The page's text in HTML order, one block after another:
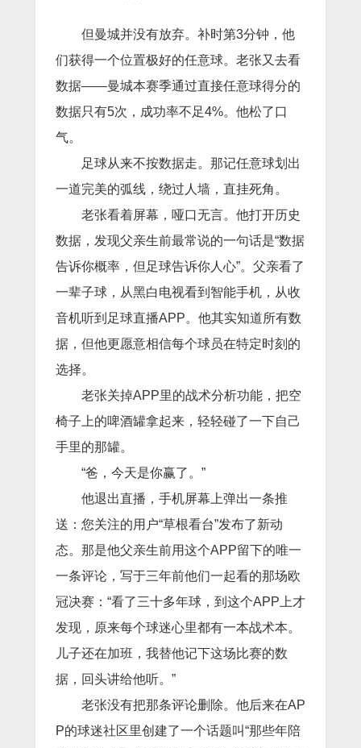
但曼城并没有放弃。补时第3分钟，他
们获得一个位置极好的任意球。老张又去看
数据——曼城本赛季通过直接任意球得分的
数据只有5次，成功率不足4%。他松了口
气。
足球从来不按数据走。那记任意球划出
一道完美的弧线，绕过人墙，直挂死角。
老张看着屏幕，哑口无言。他打开历史
数据，发现父亲生前最常说的一句话是“数据
告诉你概率，但足球告诉你人心”。父亲看了
一辈子球，从黑白电视看到智能手机，从收
音机听到足球直播APP。他其实知道所有数
据，但他更愿意相信每个球员在特定时刻的
选择。
老张关掉APP里的战术分析功能，把空
椅子上的啤酒罐拿起来，轻轻碰了一下自己
手里的那罐。
“爸，今天是你赢了。”
他退出直播，手机屏幕上弹出一条推
送：您关注的用户“草根看台”发布了新动
态。那是他父亲生前用这个APP留下的唯一
一条评论，写于三年前他们一起看的那场欧
冠决赛：“看了三十多年球，到这个APP上才
发现，原来每个球迷心里都有一本战术本。
儿子还在加班，我替他记下这场比赛的数
据，回头讲给他听。”
老张没有把那条评论删除。他后来在AP
P的球迷社区里创建了一个话题叫“那些年陪